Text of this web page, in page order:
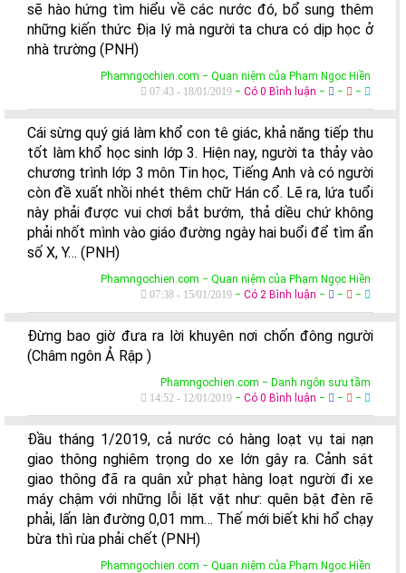
sẽ hào hứng tìm hiểu về các nước đó, bổ sung thêm
những kiến thức Địa lý mà người ta chưa có dịp học ở
nhà trường (PNH)
Phamngochien.com − Quan niệm của Phạm Ngọc Hiền
07:43 - 18/01/2019 − Có 0 Bình luận − − −
Cái sừng quý giá làm khổ con tê giác, khả năng tiếp thu
tốt làm khổ học sinh lớp 3. Hiện nay, người ta thảy vào
chương trình lớp 3 môn Tin học, Tiếng Anh và có người
còn đề xuất nhồi nhét thêm chữ Hán cổ. Lẽ ra, lứa tuổi
này phải được vui chơi bắt bướm, thả diều chứ không
phải nhốt mình vào giáo đường ngày hai buổi để tìm ẩn
số X, Y… (PNH)
Phamngochien.com − Quan niệm của Phạm Ngọc Hiền
07:38 - 15/01/2019 − Có 2 Bình luận − − −
Đừng bao giờ đưa ra lời khuyên nơi chốn đông người
(Châm ngôn Ả Rập )
Phamngochien.com − Danh ngôn sưu tầm
14:52 - 12/01/2019 − Có 0 Bình luận − − −
Đầu tháng 1/2019, cả nước có hàng loạt vụ tai nạn
giao thông nghiêm trọng do xe lớn gây ra. Cảnh sát
giao thông đã ra quân xử phạt hàng loạt người đi xe
máy chậm với những lỗi lặt vặt như: quên bật đèn rẽ
phải, lấn làn đường 0,01 mm… Thế mới biết khi hổ chạy
bừa thì rùa phải chết (PNH)
Phamngochien.com − Quan niệm của Phạm Ngọc Hiền